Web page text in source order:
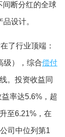
间断分红的全球
设计。
了行业顶端：
级），综合偿付
。投资收益同
率达5.6%，超
至6.21%，在
司中位列第1